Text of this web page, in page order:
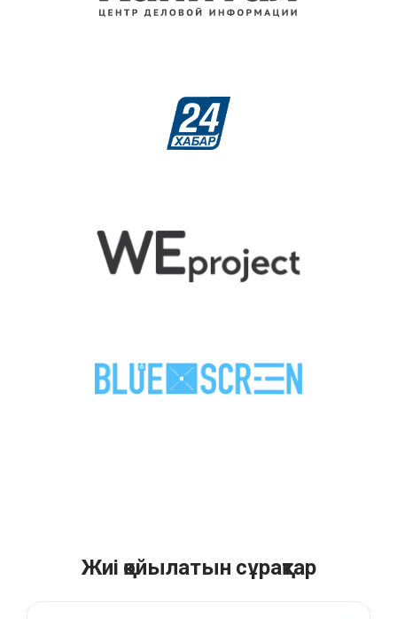
Жиі қойылатын сұрақтар